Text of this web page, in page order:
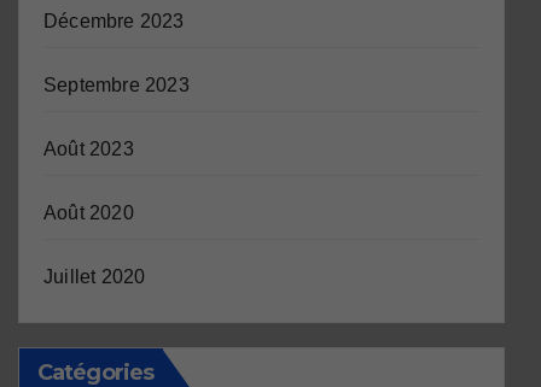
Décembre 2023
Septembre 2023
Août 2023
Août 2020
Juillet 2020
Catégories